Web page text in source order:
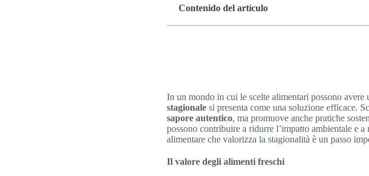
Contenido del artículo
In un mondo in cui le scelte alimentari possono
stagionale si presenta come una soluzione efficace.
sapore autentico, ma promuove anche pratiche
possono contribuire a ridurre l’impatto ambientale e
alimentare che valorizza la stagionalità è un passo
Il valore degli alimenti freschi